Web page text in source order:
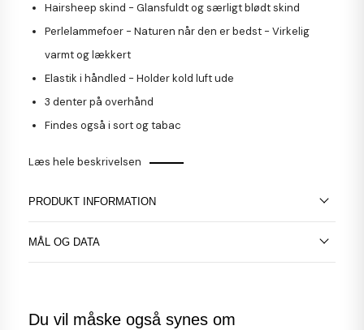
Hairsheep skind - Glansfuldt og særligt blødt skind
Perlelammefoer - Naturen når den er bedst - Virkelig
varmt og lækkert
Elastik i håndled - Holder kold luft ude
3 denter på overhånd
Findes også i sort og tabac
Læs hele beskrivelsen
PRODUKT INFORMATION
MÅL OG DATA
Du vil måske også synes om